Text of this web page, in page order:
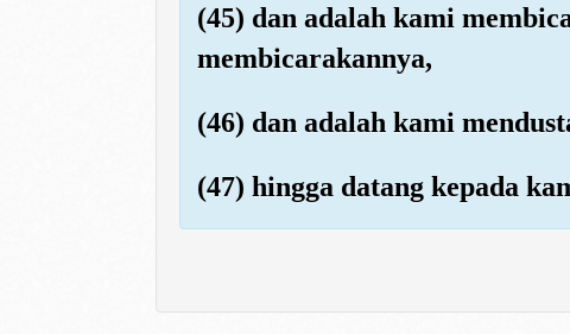
(45) dan adalah kami
membicarakannya,
(46) dan adalah kami
(47) hingga datang kepada